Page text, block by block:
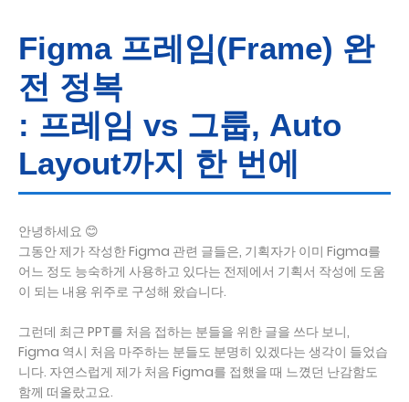
Figma 프레임(Frame) 완
전 정복
: 프레임 vs 그룹, Auto
Layout까지 한 번에
안녕하세요 😊
그동안 제가 작성한 Figma 관련 글들은, 기획자가 이미 Figma를
어느 정도 능숙하게 사용하고 있다는 전제에서 기획서 작성에 도움
이 되는 내용 위주로 구성해 왔습니다.
그런데 최근 PPT를 처음 접하는 분들을 위한 글을 쓰다 보니,
Figma 역시 처음 마주하는 분들도 분명히 있겠다는 생각이 들었습
니다. 자연스럽게 제가 처음 Figma를 접했을 때 느꼈던 난감함도
함께 떠올랐고요.